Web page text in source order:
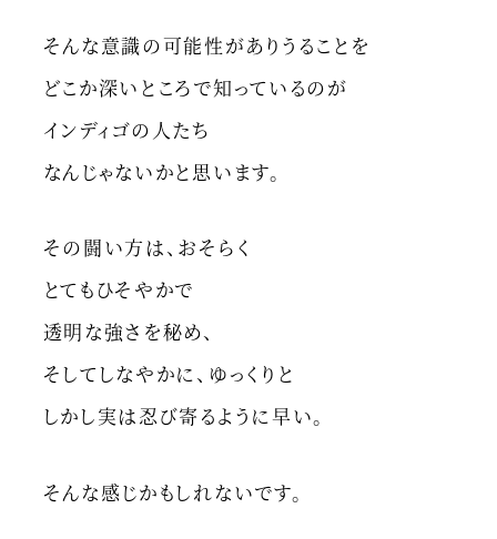
そんな意識の可能性がありうることを
どこか深いところで知っているのが
インディゴの人たち
なんじゃないかと思います。
その闘い方は、おそらく
とてもひそやかで
透明な強さを秘め、
そしてしなやかに、ゆっくりと
しかし実は忍び寄るように早い。
そんな感じかもしれないです。